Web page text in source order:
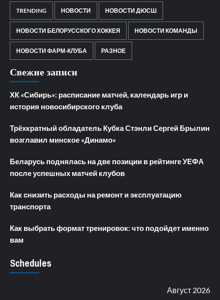
TRENDING НОВОСТИ НОВОСТИ ДЮСШ
НОВОСТИ БЕЛОРУССКОГО ХОККЕЯ НОВОСТИ КОМАНДЫ
НОВОСТИ ФАРМ-КЛУБА РАЗНОЕ
Свежие записи
ХК «Сибирь»: расписание матчей, календарь игр и
история новосибирского клуба
Трёхкратный обладатель Кубка Стэнли Сергей Брылин
возглавил минское «Динамо»
Беларусь поднялась на две позиции в рейтинге УЕФА
после успешных матчей клубов
Как снизить расходы на ремонт и эксплуатацию
транспорта
Как выбрать формат тренировок: что подойдет именно
вам
Schedules
Август 2026